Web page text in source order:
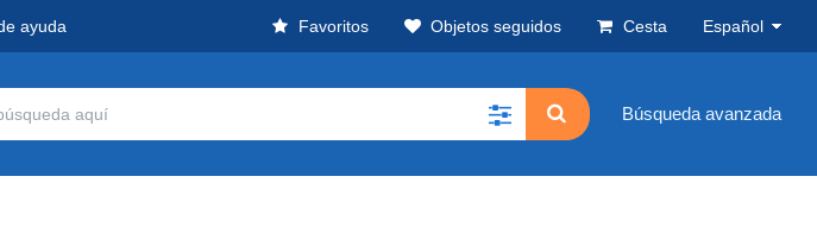
ayuda Favoritos Objetos seguidos Cesta Español
Búsqueda avanzada